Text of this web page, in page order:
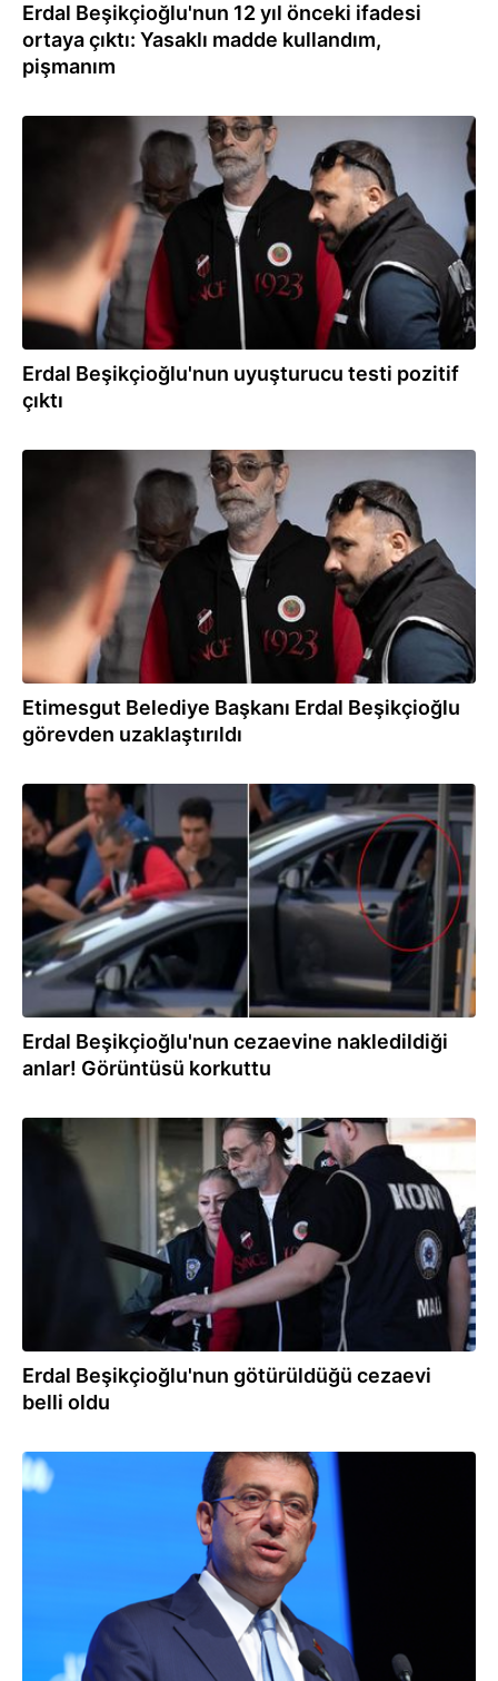
Erdal Beşikçioğlu'nun 12 yıl önceki ifadesi
ortaya çıktı: Yasaklı madde kullandım,
pişmanım
Erdal Beşikçioğlu'nun uyuşturucu testi pozitif
çıktı
Etimesgut Belediye Başkanı Erdal Beşikçioğlu
görevden uzaklaştırıldı
03.08.2026
Erdal Beşikçioğlu'nun cezaevine nakledildiği
anlar! Görüntüsü korkuttu
03.08.2026
Erdal Beşikçioğlu'nun götürüldüğü cezaevi
belli oldu